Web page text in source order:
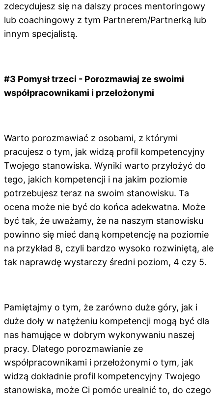
zdecydujesz się na dalszy proces mentoringowy
lub coachingowy z tym Partnerem/Partnerką lub
innym specjalistą.
#3 Pomysł trzeci - Porozmawiaj ze swoimi
współpracownikami i przełożonymi
Warto porozmawiać z osobami, z którymi
pracujesz o tym, jak widzą profil kompetencyjny
Twojego stanowiska. Wyniki warto przyłożyć do
tego, jakich kompetencji i na jakim poziomie
potrzebujesz teraz na swoim stanowisku. Ta
ocena może nie być do końca adekwatna. Może
być tak, że uważamy, że na naszym stanowisku
powinno się mieć daną kompetencję na poziomie
na przykład 8, czyli bardzo wysoko rozwiniętą, ale
tak naprawdę wystarczy średni poziom, 4 czy 5.
Pamiętajmy o tym, że zarówno duże góry, jak i
duże doły w natężeniu kompetencji mogą być dla
nas hamujące w dobrym wykonywaniu naszej
pracy. Dlatego porozmawianie ze
współpracownikami i przełożonymi o tym, jak
widzą dokładnie profil kompetencyjny Twojego
stanowiska, może Ci pomóc urealnić to, do czego